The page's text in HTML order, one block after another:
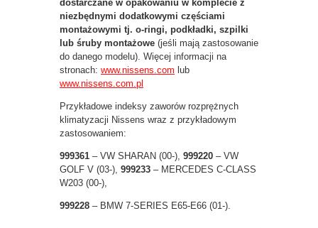
dostarczane w opakowaniu w komplecie z
niezbędnymi dodatkowymi częściami
montażowymi tj. o-ringi, podkładki, szpilki
lub śruby montażowe (jeśli mają zastosowanie
do danego modelu). Więcej informacji na
stronach: www.nissens.com lub
www.nissens.com.pl
Przykładowe indeksy zaworów rozprężnych
klimatyzacji Nissens wraz z przykładowym
zastosowaniem:
999361 – VW SHARAN (00-), 999220 – VW
GOLF V (03-), 999233 – MERCEDES C-CLASS
W203 (00-),
999228 – BMW 7-SERIES E65-E66 (01-).